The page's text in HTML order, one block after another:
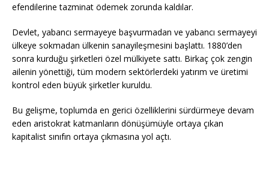
efendilerine tazminat ödemek zorunda kaldılar.
Devlet, yabancı sermayeye başvurmadan ve yabancı sermayeyi
ülkeye sokmadan ülkenin sanayileşmesini başlattı. 1880’den
sonra kurduğu şirketleri özel mülkiyete sattı. Birkaç çok zengin
ailenin yönettiği, tüm modern sektörlerdeki yatırım ve üretimi
kontrol eden büyük şirketler kuruldu.
Bu gelişme, toplumda en gerici özelliklerini sürdürmeye devam
eden aristokrat katmanların dönüşümüyle ortaya çıkan
kapitalist sınıfın ortaya çıkmasına yol açtı.